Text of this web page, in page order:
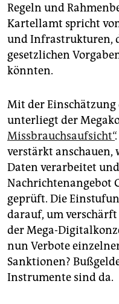
Regeln und
Kartellamt spricht
und Infrastrukturen,
gesetzlichen
könnten.
Mit der Einschätzung
unterliegt der
Missbrauchsaufsicht“
verstärkt anschauen,
Daten verarbeitet
Nachrichtenangebot
geprüft. Die
darauf, um verschärft
der Mega-
nun Verbote
Sanktionen?
Instrumente sind da.